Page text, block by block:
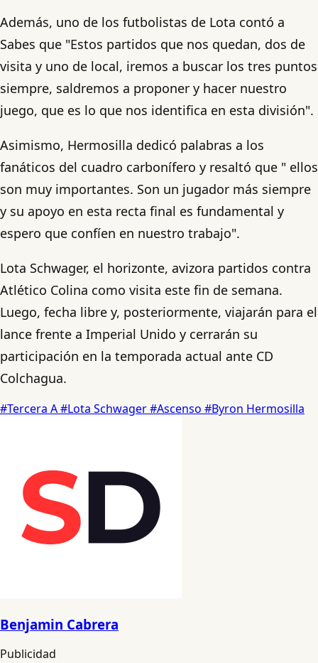
Además, uno de los futbolistas de Lota contó a
Sabes que "Estos partidos que nos quedan, dos de
visita y uno de local, iremos a buscar los tres puntos
siempre, saldremos a proponer y hacer nuestro
juego, que es lo que nos identifica en esta división".
Asimismo, Hermosilla dedicó palabras a los
fanáticos del cuadro carbonífero y resaltó que " ellos
son muy importantes. Son un jugador más siempre
y su apoyo en esta recta final es fundamental y
espero que confíen en nuestro trabajo".
Lota Schwager, el horizonte, avizora partidos contra
Atlético Colina como visita este fin de semana.
Luego, fecha libre y, posteriormente, viajarán para el
lance frente a Imperial Unido y cerrarán su
participación en la temporada actual ante CD
Colchagua.
#Tercera A#Lota Schwager#Ascenso #Byron Hermosilla
Benjamin Cabrera
Publicidad